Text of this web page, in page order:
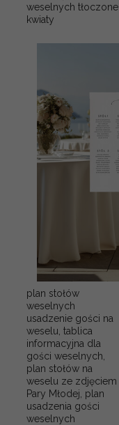
weselnych tłoczone
kwiaty
plan stołów
weselnych
usadzenie gości na
weselu, tablica
informacyjna dla
gości weselnych,
plan stołów na
weselu ze zdjęciem
Pary Młodej, plan
usadzenia gości
weselnych